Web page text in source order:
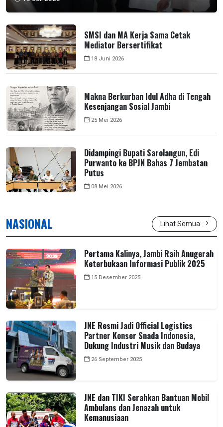
SMSI dan MA Kerja Sama Cetak
Mediator Bersertifikat
18 Juni 2026
Makna Berkurban Idul Adha di Tengah
Kesenjangan Sosial Jambi
25 Mei 2026
Didampingi Bupati Sarolangun, Edi
Purwanto ke BPJN Bahas 7 Jembatan
Putus
08 Mei 2026
NASIONAL Lihat Semua
Pertama Kalinya, Jambi Raih Anugerah
Keterbukaan Informasi Publik 2025
15 Desember 2025
JNE Resmi Jadi Official Logistics
Partner Konser Snada Indonesia,
Dukung Industri Musik dan Budaya
26 September 2025
JNE dan TIKI Serahkan Bantuan Mobil
Ambulans dan Jenazah untuk
Kemanusiaan